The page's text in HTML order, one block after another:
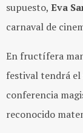
supuesto, Eva
carnaval de
En fructífera
festival tendrá el
conferencia
reconocido